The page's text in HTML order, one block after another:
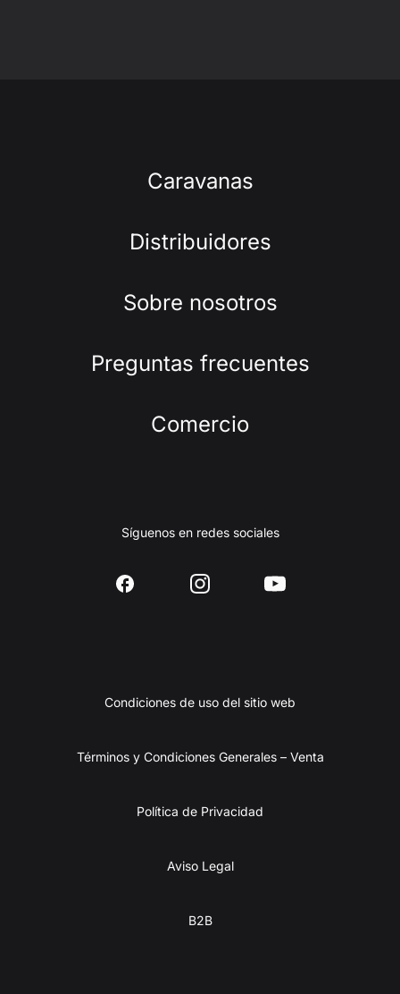
Caravanas
Distribuidores
Sobre nosotros
Preguntas frecuentes
Comercio
Síguenos en redes sociales
Condiciones de uso del sitio web
Términos y Condiciones Generales – Venta
Política de Privacidad
Aviso Legal
B2B